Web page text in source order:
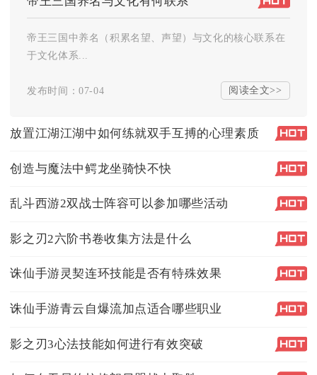
帝王三国中养名（积累名望、声望）与文化的核心联系在
于文化体系...
发布时间：07-04 阅读全文>>
放置江湖江湖中如何练就双手互搏的心理素质
创造与魔法中鳄龙坐骑快不快
乱斗西游2双战士阵容可以参加哪些活动
影之刃2六阶书卷收集方法是什么
诛仙手游灵契连环技能是否有特殊效果
诛仙手游青云自爆流加点适合哪些职业
影之刃3心法技能如何进行有效突破